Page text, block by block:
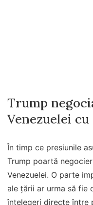
Trump
Venezuelei
În timp ce presiunile
Trump poartă
Venezuelei. O parte
ale țării ar urma să fie
înțelegeri directe între